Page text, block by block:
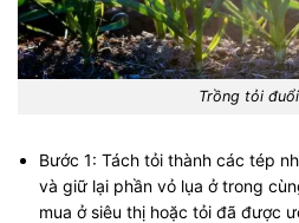
Trồng tỏi
Bước 1: Tách tỏi thành các tép
và giữ lại phần vỏ lụa ở trong
mua ở siêu thị hoặc tỏi đã được